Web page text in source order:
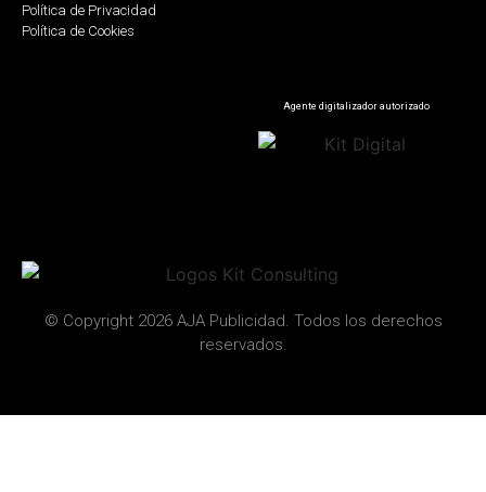
Política de Privacidad
Política de Cookies
Agente digitalizador autorizado
© Copyright 2026 AJA Publicidad. Todos los derechos
reservados.